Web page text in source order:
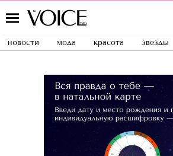
новости мода красота звезды